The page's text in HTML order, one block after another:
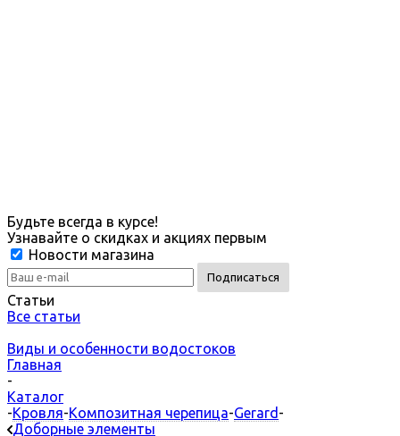
Будьте всегда в курсе!
Узнавайте о скидках и акциях первым
Новости магазина
Статьи
Все статьи
Виды и особенности водостоков
Главная
-
Каталог
-Кровля-Композитная черепица-Gerard -
Доборные элементы